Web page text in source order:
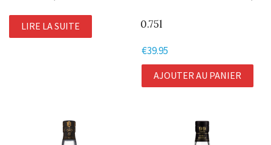
LIRE LA SUITE 0.75l
€39.95
AJOUTER AU PANIER